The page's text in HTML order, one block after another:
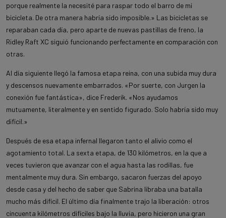
porque realmente la necesité para raspar todo el barro de mi
bicicleta. De otra manera habría sido imposible.» Las bicicletas se
reparaban cada día, pero aparte de nuevas pastillas de freno, la
Ridley Raft XC siguió funcionando perfectamente en comparación con
otras.
Al día siguiente llegó la famosa etapa reina, con una subida muy dura
y descensos nuevamente embarrados. «Por suerte, con Jurgen la
conexión fue fantástica», dice Frederik. «Nos ayudamos
mutuamente, literalmente y en sentido figurado. Solo habría sido muy
difícil.»
Después de esa etapa infernal llegaron tanto el alivio como el
agotamiento total. La sexta etapa, de 130 kilómetros, en la que a
veces tuvieron que avanzar con el agua hasta las rodillas, fue
mentalmente muy dura. Sin embargo, sacaron fuerzas del apoyo
desde casa y del hecho de saber que Sabrina libraba una batalla
mucho más difícil. El último día finalmente trajo la liberación: otros
cincuenta kilómetros difíciles bajo la lluvia, pero hicieron una gran